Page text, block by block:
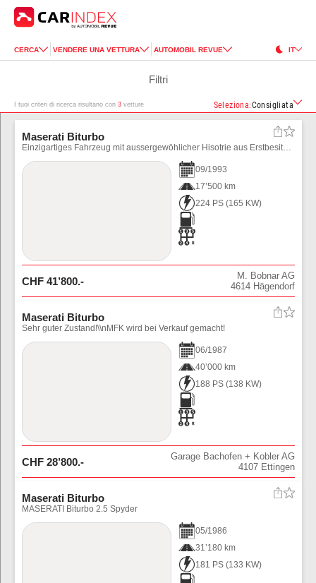
CERCA VENDERE UNA VETTURA AUTOMOBIL REVUE IT
Filtri
I tuoi criteri di ricerca risultano con 3 vetture Seleziona:Consigliata
Maserati Biturbo
Einzigartiges Fahrzeug mit aussergewöhlicher Hisotrie aus Erstbesitz mit Veteranenstatus.\\nEinzig angebotener Spyder in der CH mit automatischem Getriebe.
09/1993
17’500 km
224 PS (165 KW)
CHF 41’800.-
M. Bobnar AG
4614 Hägendorf
Maserati Biturbo
Sehr guter Zustand!\\nMFK wird bei Verkauf gemacht!
06/1987
40’000 km
188 PS (138 KW)
CHF 28’800.-
Garage Bachofen + Kobler AG
4107 Ettingen
Maserati Biturbo
MASERATI Biturbo 2.5 Spyder
05/1986
31’180 km
181 PS (133 KW)